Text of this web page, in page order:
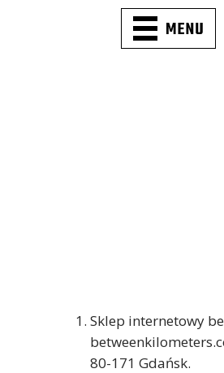
Sklep internetowy
80-171 Gdańsk.